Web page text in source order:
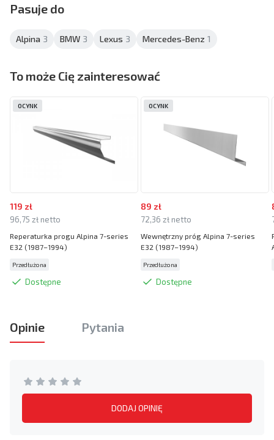
Pasuje do
Alpina 3 BMW 3 Lexus 3 Mercedes-Benz 1
To może Cię zainteresować
119 zł
96,75 zł netto
Reperaturka progu Alpina 7-series
E32 (1987–1994)
Przedłużona
Dostępne
OCYNK
89 zł
72,36 zł netto
Wewnętrzny próg Alpina 7-series
E32 (1987–1994)
Przedłużona
Dostępne
OCYNK
Opinie Pytania
DODAJ OPINIĘ